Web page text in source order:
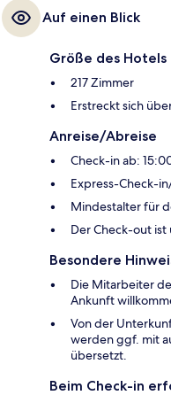
Auf einen Blick
Größe des Hotels
217 Zimmer
Erstreckt sich
Anreise/Abreise
Check-in ab:
Express-Check-
Mindestalter für
Der Check-out ist
Besondere
Die Mitarbeiter
Ankunft
Von der
werden ggf. mit
übersetzt.
Beim Check-in